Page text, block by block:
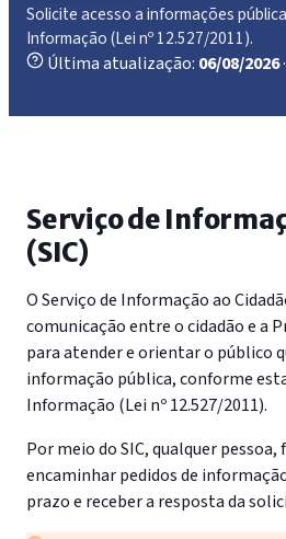
Solicite acesso a informações
Informação (Lei nº 12.527/2011).
Última atualização: 06/08/2026
Serviço de
(SIC)
O Serviço de Informação ao
comunicação entre o cidadão e a
para atender e orientar o público
informação pública, conforme
Informação (Lei nº 12.527/2011).
Por meio do SIC, qualquer pessoa,
encaminhar pedidos de
prazo e receber a resposta da